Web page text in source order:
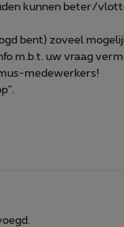
kunnen beter/
bent) zoveel
m.b.t. uw vraag
medewerkers!